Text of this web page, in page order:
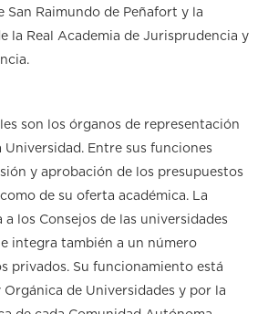
San Raimundo de Peñafort y la
la Real Academia de Jurisprudencia y
son los órganos de representación
Universidad. Entre sus funciones
y aprobación de los presupuestos
de su oferta académica. La
a los Consejos de las universidades
integra también a un número
privados. Su funcionamiento está
de Universidades y por la